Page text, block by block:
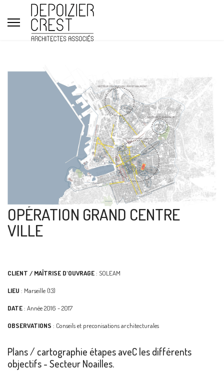
OPÉRATION GRAND CENTRE
VILLE
CLIENT / MAÎTRISE D'OUVRAGE: SOLEAM
LIEU : Marseille (13)
DATE: Année 2016 - 2017
OBSERVATIONS : Conseils et preconisations architecturales
Plans / cartographie étapes aveC les différents
objectifs - Secteur Noailles.